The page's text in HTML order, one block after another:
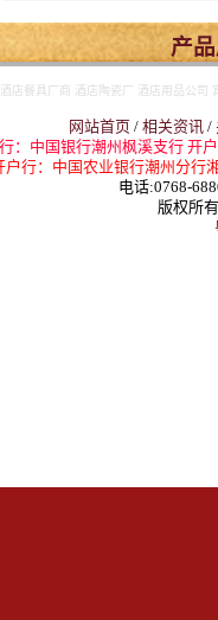
产
店餐具厂商 酒店陶瓷厂 酒店用品公
网站首页/ 相关资讯/
：中国银行潮州枫溪支行 开
户行：中国农业银行潮州分行
电话:0768-
版权所